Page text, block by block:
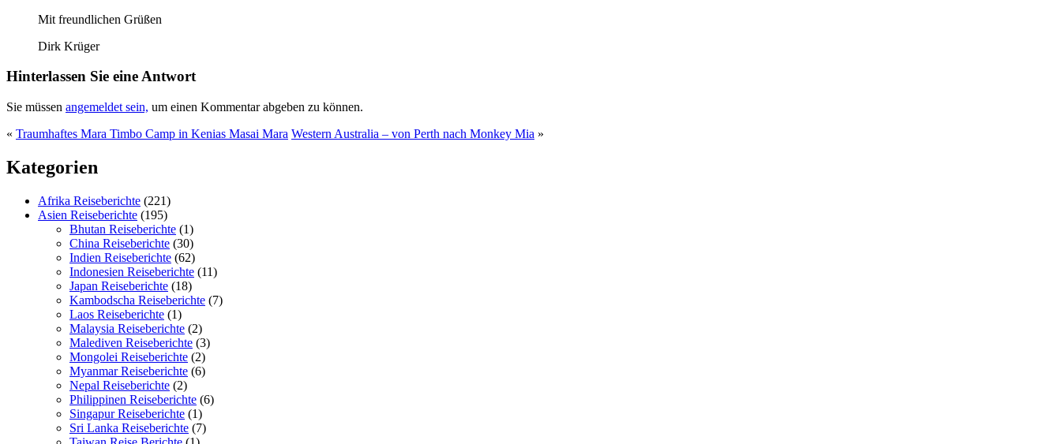
Mit freundlichen Grüßen
Dirk Krüger
Hinterlassen Sie eine Antwort
Sie müssen angemeldet sein, um einen Kommentar abgeben zu können.
« Traumhaftes Mara Timbo Camp in Kenias Masai Mara Western Australia – von Perth nach Monkey Mia »
Kategorien
Afrika Reiseberichte (221)
Asien Reiseberichte (195)
Bhutan Reiseberichte (1)
China Reiseberichte (30)
Indien Reiseberichte (62)
Indonesien Reiseberichte (11)
Japan Reiseberichte (18)
Kambodscha Reiseberichte (7)
Laos Reiseberichte (1)
Malaysia Reiseberichte (2)
Malediven Reiseberichte (3)
Mongolei Reiseberichte (2)
Myanmar Reiseberichte (6)
Nepal Reiseberichte (2)
Philippinen Reiseberichte (6)
Singapur Reiseberichte (1)
Sri Lanka Reiseberichte (7)